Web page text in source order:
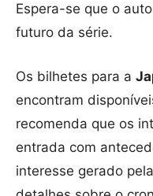
Espera-se que o
futuro da série.
Os bilhetes para a
encontram
recomenda que os
entrada com
interesse gerado